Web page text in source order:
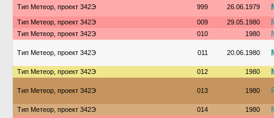
Тип Метеор, проект 342Э 999 26.06.1979
Тип Метеор, проект 342Э 009 29.05.1980
Тип Метеор, проект 342Э 010 1980
Тип Метеор, проект 342Э 011 20.06.1980
Тип Метеор, проект 342Э 012 1980
Тип Метеор, проект 342Э 013 1980
Тип Метеор, проект 342Э 014 1980